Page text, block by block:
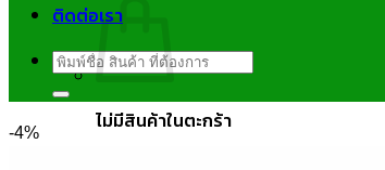
ไม่มีสินค้าในตะกร้า
ติดต่อเรา
ค้นหา:
-4%